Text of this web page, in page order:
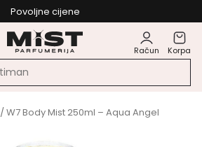
Povoljne cijene
Račun Korpa
/ W7 Body Mist 250ml – Aqua Angel